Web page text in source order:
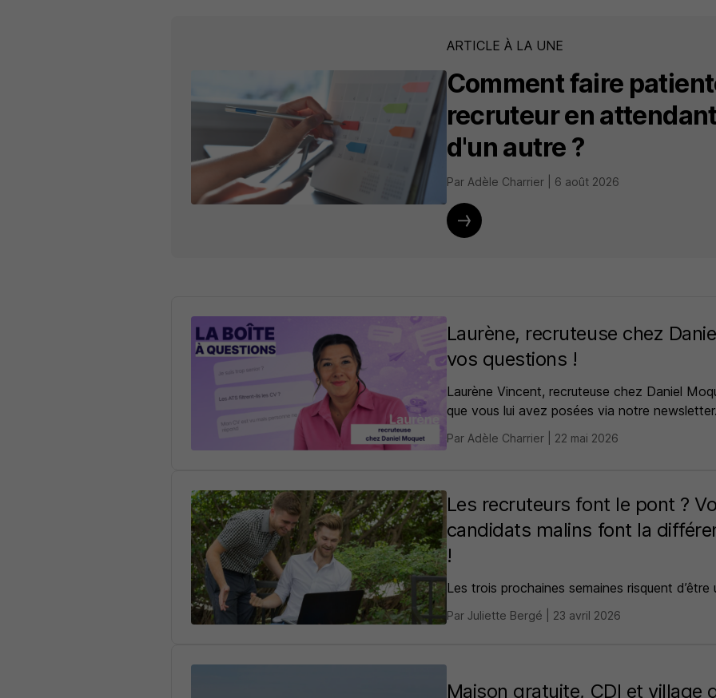
ARTICLE À LA UNE
Comment faire
recruteur en
d'un autre ?
Par Adèle Charrier | 6 août 2026
Laurène, recruteuse chez
vos questions !
Laurène Vincent, recruteuse chez Daniel
que vous lui avez posées via notre newsletter.
Par Adèle Charrier | 22 mai 2026
Les recruteurs font le pont ?
candidats malins font la
!
Les trois prochaines semaines risquent d’être
Par Juliette Bergé | 23 avril 2026
Maison gratuite, CDI et village